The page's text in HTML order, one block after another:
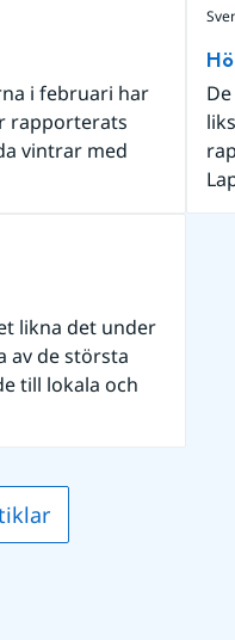
i februari har
rapporterats
vintrar med
likna det under
av de största
till lokala och